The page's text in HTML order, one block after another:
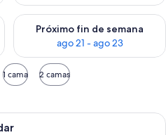
este fin de semana, ago 14 -
Próximo fin de semana
ago 21 - ago 23
Consulta la disponibilidad
1 cama 2 camas
Una habitación con dos camas, una